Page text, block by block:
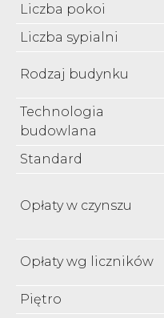
Liczba pokoi
Liczba sypialni
Rodzaj budynku
Technologia
budowlana
Standard
Opłaty w czynszu
Opłaty wg liczników
Piętro